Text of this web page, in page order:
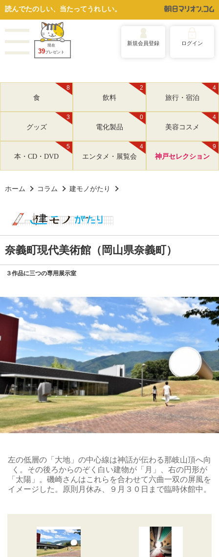
読んでたのしい、当たってうれしい。
現在
39プレゼント
新規会員登録 ログイン
8
食
2
飲料
4
旅行・宿泊
3
グッズ
0
電化製品
4
美容コスメ
5
本・CD・DVD
4
エンタメ・展覧会
9
神戸セレクション
ホーム コラム 建モノがたり
奈義町現代美術館（岡山県奈義町）
３作品に三つの専用展示室
左の低層の「大地」の中心線は神話が伝わる那岐山頂へ向
く。その後ろからのぞく白い建物が「月」、右の円形が
「太陽」。磯崎さんはこれらを合わせて六曲一双の屏風を
イメージした。原則月休み、９月３０日まで臨時休館中。